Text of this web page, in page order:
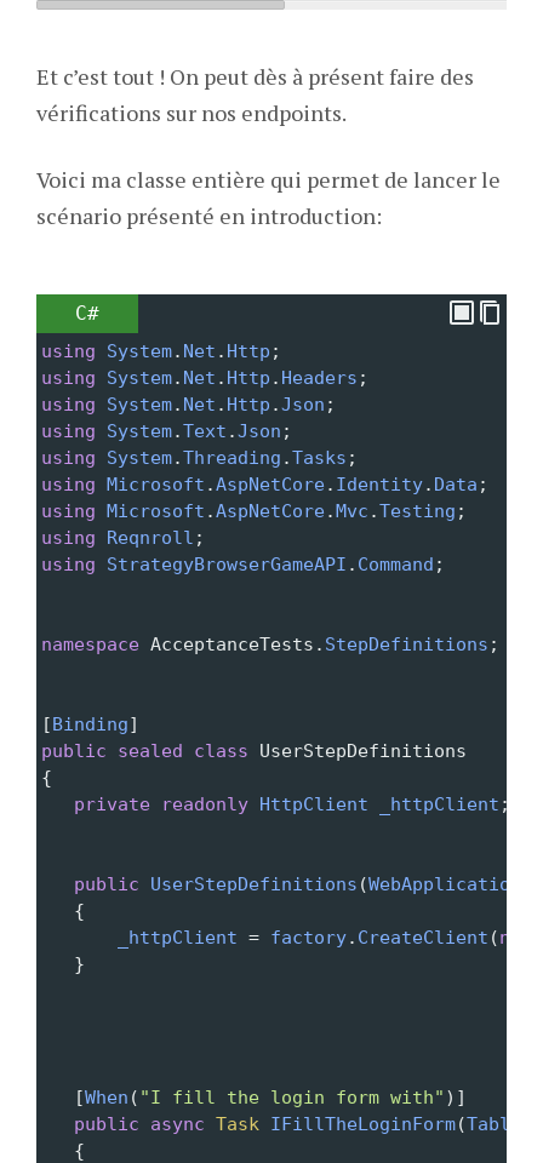
Et c’est tout ! On peut dès à présent faire des
vérifications sur nos endpoints.
Voici ma classe entière qui permet de lancer le
scénario présenté en introduction:
C#
using System. Net . Http ;
using
System. Net . Http . Headers ;
using
System. Net . Http .Json ;
using
System.Text .Json ;
using
System.Threading .Tasks ;
using Microsoft .AspNetCore. Identity. Data ;
using Microsoft .AspNetCore.Mvc .Testing ;
using
Reqnroll ;
using
StrategyBrowserGameAPI . Command ;
namespace AcceptanceTests . StepDefinitions ;
[Binding]
public
sealed class
UserStepDefinitions
{
private
readonly HttpClient _httpClient ;
public UserStepDefinitions (
   {
_httpClient = factory. CreateClient (new
   }
   [
When ( "I fill the login form with" )]
public
async Task IFillTheLoginForm(Table
   {